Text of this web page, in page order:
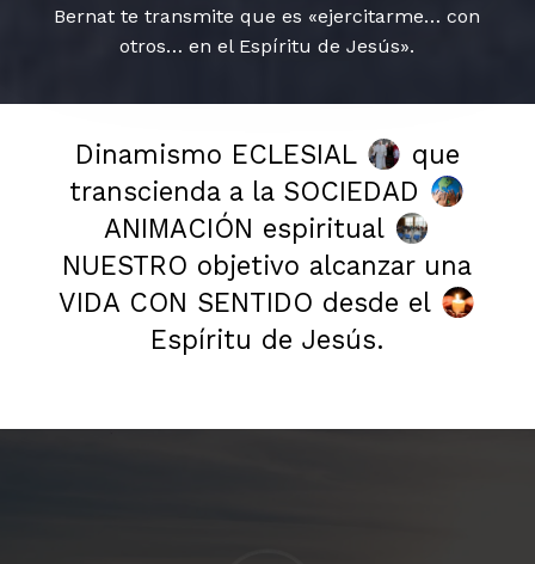
Bernat te transmite que es «ejercitarme… con
otros… en el Espíritu de Jesús».
Dinamismo ECLESIAL
que
transcienda a la SOCIEDAD
ANIMACIÓN espiritual
NUESTRO objetivo alcanzar una
VIDA CON SENTIDO desde el
Espíritu de Jesús.